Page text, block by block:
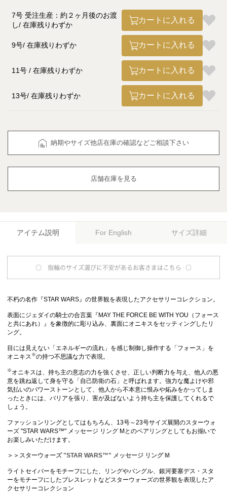
7号 受注生産：約２ヶ月後のお渡
し
在庫残りわずか
カートに入れる
9号 在庫残りわずか カートに入れる
11号 在庫残りわずか カートに入れる
13号 在庫残りわずか カートに入れる
納期やサイズ他店在庫の確認などご相談下さい
店舗在庫を見る
アイテム説明 For English サイズ詳細
不朽の名作『STAR WARS』の世界観を表現したアクセサリーコレクション。
表面にジェダイの騎士の合言葉『MAY THE FORCE BE WITH YOU（フォース
と共にあれ）』を象徴的に彫り込み、裏面にオニキスをセッティングしたリ
ング。
目には見えない「エネルギーの流れ」を感じ制御し操作する「フォース」を
オニキス ※の持つ不思議な力で表現。
※ オニキスは、持ち主の意志の力を強くさせ、正しい判断力を与え、他人の悪
意を跳ね返して身を守る「自己防衛の石」と呼ばれます。強力な魔よけや邪
気払いのパワーストーンとして、他人から不本意に恨みや妬みをかってしま
ったときには、バリアを張り、害が及ばないよう持ち主を保護してくれるで
しょう。
ファッションリングとしてはもちろん、13号～23号サイズ展開のスターウォ
ーズ "STAR WARS™" メッセージ リング Mとのペアリングとしてもお揃いで
お楽しみいただけます。
＞＞スターウォーズ "STAR WARS™" メッセージ リング M
ライトセイバーをモチーフにした、リングやバングル、銀河要塞デス・スタ
ーをモチーフにしたブレスレットなどスターウォーズの世界観を表現したア
クセサリーコレクション